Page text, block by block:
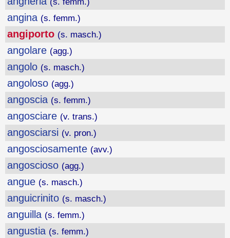
angina (s. femm.)
angiporto (s. masch.)
angolare (agg.)
angolo (s. masch.)
angoloso (agg.)
angoscia (s. femm.)
angosciare (v. trans.)
angosciarsi (v. pron.)
angosciosamente (avv.)
angoscioso (agg.)
angue (s. masch.)
anguicrinito (s. masch.)
anguilla (s. femm.)
angustia (s. femm.)